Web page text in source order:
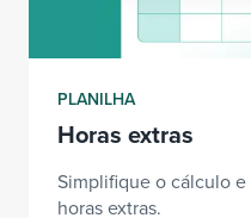
PLANILHA
Horas extras
Simplifique o cálculo
horas extras.